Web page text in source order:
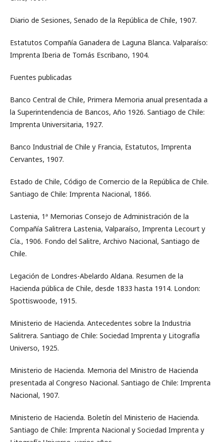
Diario de Sesiones, Senado de la República de Chile, 1907.
Estatutos Compañía Ganadera de Laguna Blanca. Valparaíso:
Imprenta Iberia de Tomás Escribano, 1904.
Fuentes publicadas
Banco Central de Chile, Primera Memoria anual presentada a
la Superintendencia de Bancos, Año 1926. Santiago de Chile:
Imprenta Universitaria, 1927.
Banco Industrial de Chile y Francia, Estatutos, Imprenta
Cervantes, 1907.
Estado de Chile, Código de Comercio de la República de Chile.
Santiago de Chile: Imprenta Nacional, 1866.
Lastenia, 1ª Memorias Consejo de Administración de la
Compañía Salitrera Lastenia, Valparaíso, Imprenta Lecourt y
Cía., 1906. Fondo del Salitre, Archivo Nacional, Santiago de
Chile.
Legación de Londres-Abelardo Aldana. Resumen de la
Hacienda pública de Chile, desde 1833 hasta 1914. London:
Spottiswoode, 1915.
Ministerio de Hacienda. Antecedentes sobre la Industria
Salitrera. Santiago de Chile: Sociedad Imprenta y Litografía
Universo, 1925.
Ministerio de Hacienda. Memoria del Ministro de Hacienda
presentada al Congreso Nacional. Santiago de Chile: Imprenta
Nacional, 1907.
Ministerio de Hacienda. Boletín del Ministerio de Hacienda.
Santiago de Chile: Imprenta Nacional y Sociedad Imprenta y